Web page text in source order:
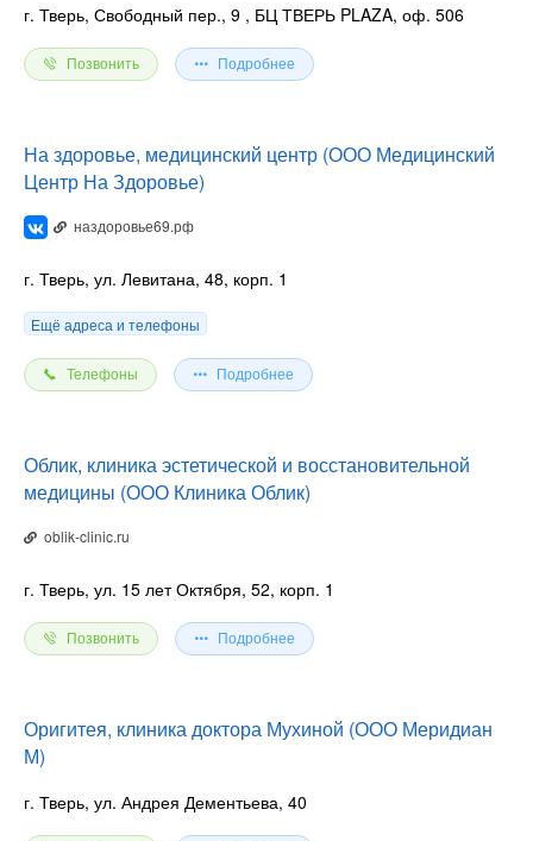
г. Тверь, Свободный пер., 9 , БЦ ТВЕРЬ PLAZA, оф. 506
Позвонить Подробнее
На здоровье, медицинский центр (ООО Медицинский
Центр На Здоровье)
наздоровье69.рф
г. Тверь, ул. Левитана, 48, корп. 1
Ещё адреса и телефоны
Телефоны Подробнее
Облик, клиника эстетической и восстановительной
медицины (ООО Клиника Облик)
oblik-clinic.ru
г. Тверь, ул. 15 лет Октября, 52, корп. 1
Позвонить Подробнее
Оригитея, клиника доктора Мухиной (ООО Меридиан
М)
г. Тверь, ул. Андрея Дементьева, 40